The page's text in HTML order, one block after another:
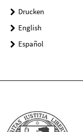
Drucken
English
Español